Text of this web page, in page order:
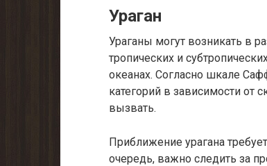
Ураган
Ураганы могут возникать в
тропических и
океанах. Согласно шкале
категорий в зависимости от
вызвать.
Приближение урагана
очередь, важно следить за